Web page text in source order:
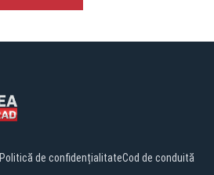
Politică de confidențialitateCod de conduită